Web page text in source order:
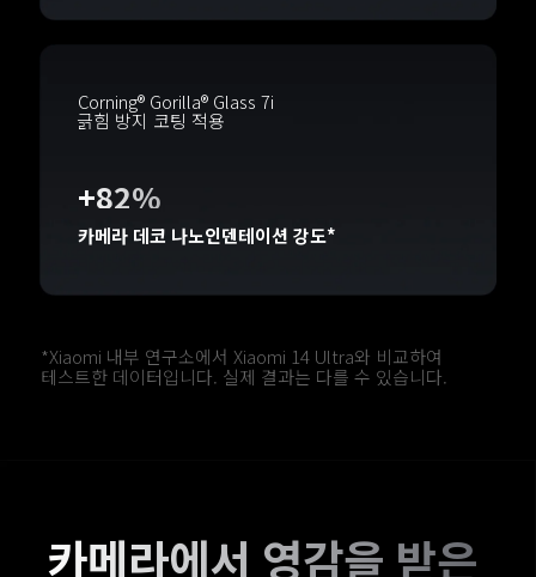
Corning® Gorilla® Glass 7i
긁힘 방지 코팅 적용
+82%
카메라 데코 나노인덴테이션 강도*
*Xiaomi 내부 연구소에서 Xiaomi 14 Ultra와 비교하여
테스트한 데이터입니다. 실제 결과는 다를 수 있습니다.
카메라에서 영감을 받은